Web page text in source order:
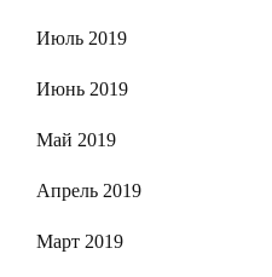
Июль 2019
Июнь 2019
Май 2019
Апрель 2019
Март 2019